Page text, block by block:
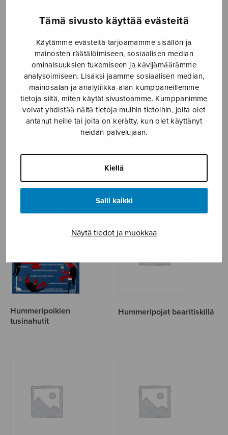
Tämä sivusto käyttää evästeitä
Käytämme evästeitä tarjoamamme sisällön ja
mainosten räätälöimiseen, sosiaalisen median
ominaisuuksien tukemiseen ja kävijämäärämme
analysoimiseen. Lisäksi jaamme sosiaalisen median,
mainosalan ja analytiikka-alan kumppaneillemme
tietoja siitä, miten käytät sivustoamme. Kumppanimme
voivat yhdistää näitä tietoja muihin tietoihin, joita olet
antanut heille tai joita on kerätty, kun olet käyttänyt
heidän palvelujaan.
Kiellä
Salli kaikki
Näytä tiedot ja muokkaa
Announcements Halsterilaulu
Hummeripoikien joulu
Hummeripoikien
kauneimmat serenadit
Hummeripoikien
tusinahutit
Hummeripojat baaritiskillä